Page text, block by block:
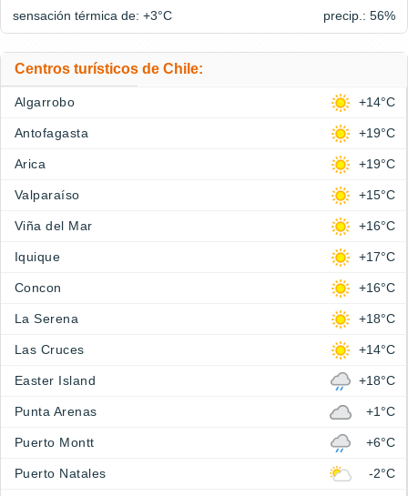
sensación térmica de: +3°C precip.: 56%
Centros turísticos de Chile:
Algarrobo +14°C
Antofagasta +19°C
Arica +19°C
Valparaíso +15°C
Viña del Mar +16°C
Iquique +17°C
Concon +16°C
La Serena +18°C
Las Cruces +14°C
Easter Island +18°C
Punta Arenas +1°C
Puerto Montt +6°C
Puerto Natales -2°C